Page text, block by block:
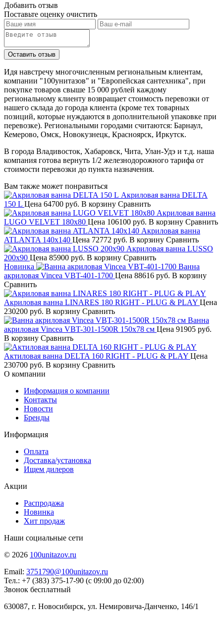
Добавить отзыв
Поставьте оценку очистить
Идя навстречу многочисленным региональным клиентам,
компании "100унитазов" и "Европейская сантехника", при
покупке товаров свыше 15 000 рублей каждому
региональному клиенту возвращает стоимость перевозки от
нашего склада до города клиента (кроме тех товарных
позиций, которые нуждаются в дополнительной упаковке при
перевозке). Региональными городами считаются: Барнаул,
Кемерово, Омск, Новокузнецк, Красноярск, Иркутск.
В города Владивосток, Хабаровск, Чита, Улан-Удэ и т.д. наша
компания готова вернуть 1/2 железнодорожного тарифа от
стоимости перевозки до пункта назначения.
Вам также может понравиться
Акриловая ванна DELTA
150 L Цена 64700 руб. В корзину Сравнить
Акриловая ванна
LUGO VELVET 180x80 Цена 106100 руб. В корзину Сравнить
Акриловая ванна
ATLANTA 140х140 Цена 72772 руб. В корзину Сравнить
Акриловая ванна LUSSO
200х90 Цена 85900 руб. В корзину Сравнить
Новинка
Ванна
акриловая Vincea VBT-401-1700 Цена 88616 руб. В корзину
Сравнить
Акриловая ванна LINARES 180 RIGHT - PLUG & PLAY Цена
230200 руб. В корзину Сравнить
Ванна
акриловая Vincea VBT-301-1500R 150x78 см Цена 91905 руб.
В корзину Сравнить
Актиловая ванна DELTA 160 RIGHT - PLUG & PLAY Цена
230700 руб. В корзину Сравнить
О компании
Информация о компании
Контакты
Новости
Бренды
Информация
Оплата
Доставка/установка
Ищем дилеров
Акции
Распродажа
Новинка
Хит продаж
Наши социальные сети
© 2026 100unitazov.ru
Email: 3751790@100unitazov.ru
Тел.: +7 (383) 375-17-90 (с 09:00 до 02:00)
Звонок бесплатный
630087, г. Новосибирск, ул. Немировича-Данченко, 146/1